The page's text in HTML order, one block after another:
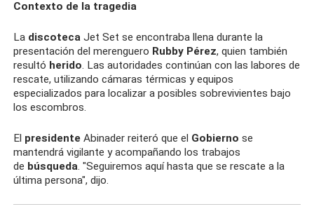
Contexto de la tragedia
La discotecaJet Set se encontraba llena durante la
presentación del merenguero Rubby Pérez, quien también
resultó herido. Las autoridades continúan con las labores de
rescate, utilizando cámaras térmicas y equipos
especializados para localizar a posibles sobrevivientes bajo
los escombros.
El presidenteAbinader reiteró que el Gobierno se
mantendrá vigilante y acompañando los trabajos
de búsqueda. "Seguiremos aquí hasta que se rescate a la
última persona", dijo.